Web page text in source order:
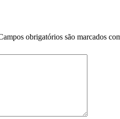
obrigatórios são marcados